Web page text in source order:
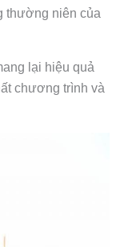
thường niên của
lại hiệu quả
chương trình và